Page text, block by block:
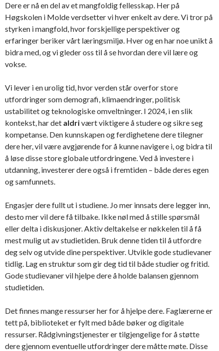
Dere er nå en del av et mangfoldig fellesskap. Her på
Høgskolen i Molde verdsetter vi hver enkelt av dere. Vi tror på
styrken i mangfold, hvor forskjellige perspektiver og
erfaringer beriker vårt læringsmiljø. Hver og en har noe unikt å
bidra med, og vi gleder oss til å se hvordan dere vil lære og
vokse.
Vi lever i en urolig tid, hvor verden står overfor store
utfordringer som demografi, klimaendringer, politisk
ustabilitet og teknologiske omveltninger. I 2024, i en slik
kontekst, har det aldrivært viktigere å studere og sikre seg
kompetanse. Den kunnskapen og ferdighetene dere tilegner
dere her, vil være avgjørende for å kunne navigere i, og bidra til
å løse disse store globale utfordringene. Ved å investere i
utdanning, investerer dere også i fremtiden – både deres egen
og samfunnets.
Engasjer dere fullt ut i studiene. Jo mer innsats dere legger inn,
desto mer vil dere få tilbake. Ikke nøl med å stille spørsmål
eller delta i diskusjoner. Aktiv deltakelse er nøkkelen til å få
mest mulig ut av studietiden. Bruk denne tiden til å utfordre
deg selv og utvide dine perspektiver. Utvikle gode studievaner
tidlig. Lag en struktur som gir deg tid til både studier og fritid.
Gode studievaner vil hjelpe dere å holde balansen gjennom
studietiden.
Det finnes mange ressurser her for å hjelpe dere. Faglærerne er
tett på, biblioteket er fylt med både bøker og digitale
ressurser. Rådgivningstjenester er tilgjengelige for å støtte
dere gjennom eventuelle utfordringer dere måtte møte. Disse